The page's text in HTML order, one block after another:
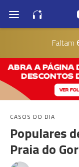
Faltam
CASOS DO DIA
Populares
Praia do